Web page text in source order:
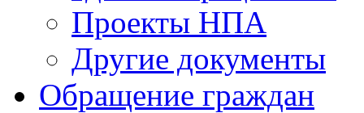
Проекты НПА
Другие документы
Обращение граждан